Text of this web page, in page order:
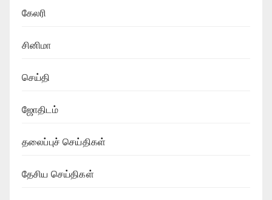
கேலரி
சினிமா
செய்தி
ஜோதிடம்
தலைப்புச் செய்திகள்
தேசிய செய்திகள்